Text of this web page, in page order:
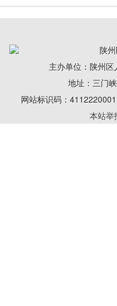
陕
主办单位：陕州
地址：三门
网站标识码：
本站举